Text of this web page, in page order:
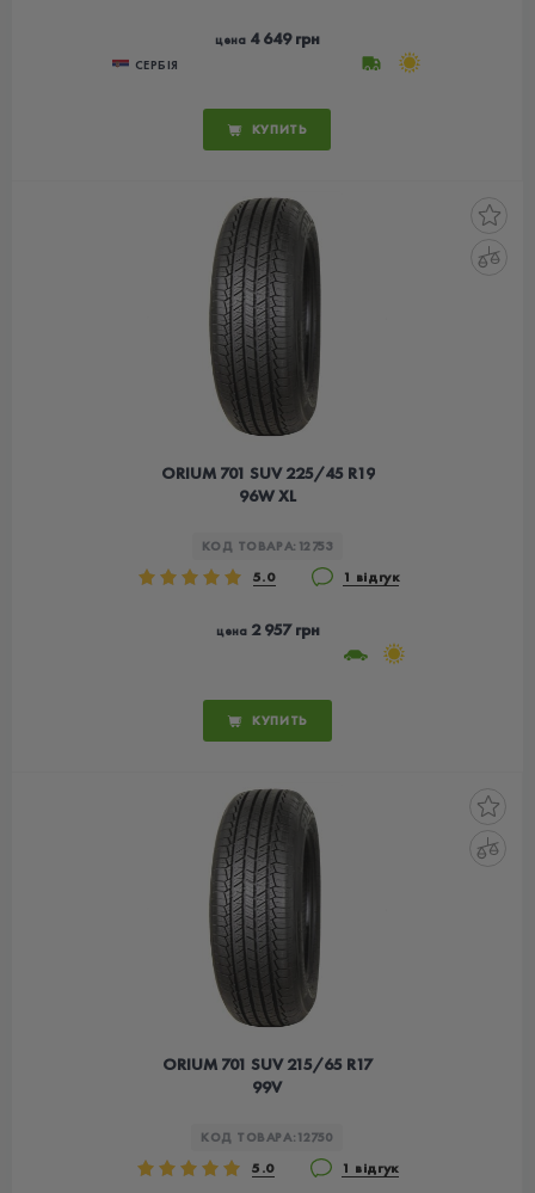
цена4 649 грн
СЕРБІЯ
КУПИТЬ
ORIUM 701 SUV 225/45 R19
96W XL
КОД ТОВАРА: 12753
5.0 1 відгук
цена2 957 грн
КУПИТЬ
ORIUM 701 SUV 215/65 R17
99V
КОД ТОВАРА: 12750
5.0 1 відгук